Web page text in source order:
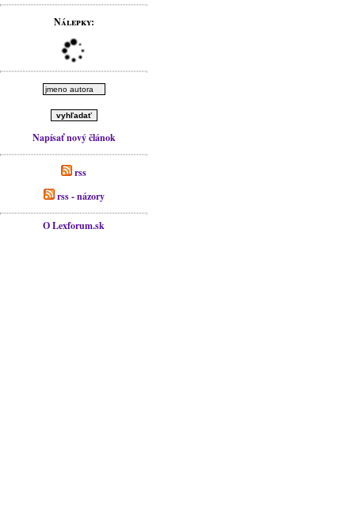
Nálepky:
Napísať nový článok
rss
rss - názory
O Lexforum.sk